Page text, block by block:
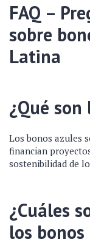
FAQ –
sobre
Latina
¿Qué son
Los bonos azules
financian
sostenibilidad de
¿Cuáles
los bonos